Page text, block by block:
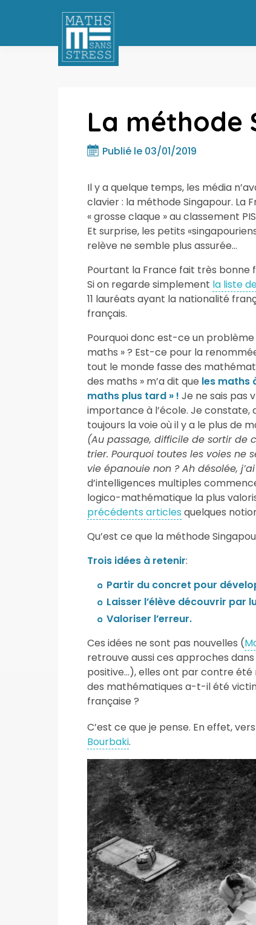
La méthode
Publié le 03/01/2019
Il y a quelque temps, les média
clavier : la méthode Singapour. La
« grosse claque » au classement
Et surprise, les petits
relève ne semble plus assurée…
Pourtant la France fait très bonne
Si on regarde simplement la liste
11 lauréats ayant la nationalité
français.
Pourquoi donc est-ce un
maths » ? Est-ce pour la
tout le monde fasse des
des maths » m’a dit que les maths
maths plus tard » ! Je ne sais pas
importance à l’école. Je constate,
toujours la voie où il y a le plus de
(Au passage, difficile de sortir de
trier. Pourquoi toutes les voies ne
vie épanouie non ? Ah désolée,
d’intelligences multiples
logico-mathématique la plus
précédents articles quelques
Qu’est ce que la méthode
Trois idées à retenir:
Partir du concret pour
Laisser l’élève découvrir par
Valoriser l’erreur.
Ces idées ne sont pas nouvelles (
retrouve aussi ces approches
positive…), elles ont par contre été
des mathématiques a-t-il été
française ?
C’est ce que je pense. En effet,
Bourbaki.